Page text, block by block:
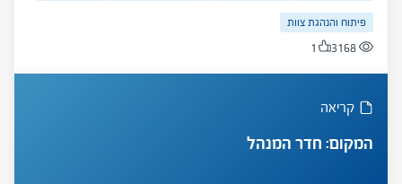
יצירת חזון בית ספרי ותהליך מימושו, של הובלת שינוי
והטמעתו וכן של הצלחות מחד גיסא וקשיים והתנגדויות
מאידך גיסא.
פיתוח והנהגת צוות
3168
1
קריאה
המקום: חדר המנהל